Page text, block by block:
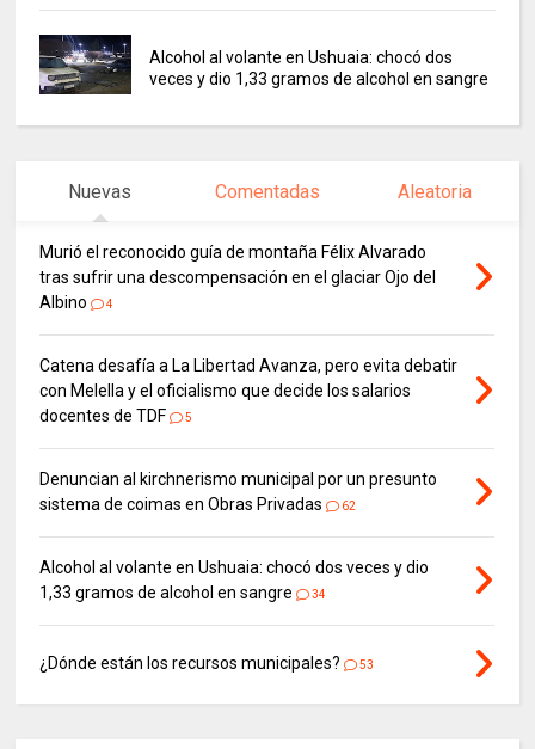
Alcohol al volante en Ushuaia: chocó dos
veces y dio 1,33 gramos de alcohol en sangre
Nuevas Comentadas Aleatoria
Murió el reconocido guía de montaña Félix Alvarado
tras sufrir una descompensación en el glaciar Ojo del
Albino
4
Catena desafía a La Libertad Avanza, pero evita debatir
con Melella y el oficialismo que decide los salarios
docentes de TDF
5
Denuncian al kirchnerismo municipal por un presunto
sistema de coimas en Obras Privadas
62
Alcohol al volante en Ushuaia: chocó dos veces y dio
1,33 gramos de alcohol en sangre
34
¿Dónde están los recursos municipales? 53